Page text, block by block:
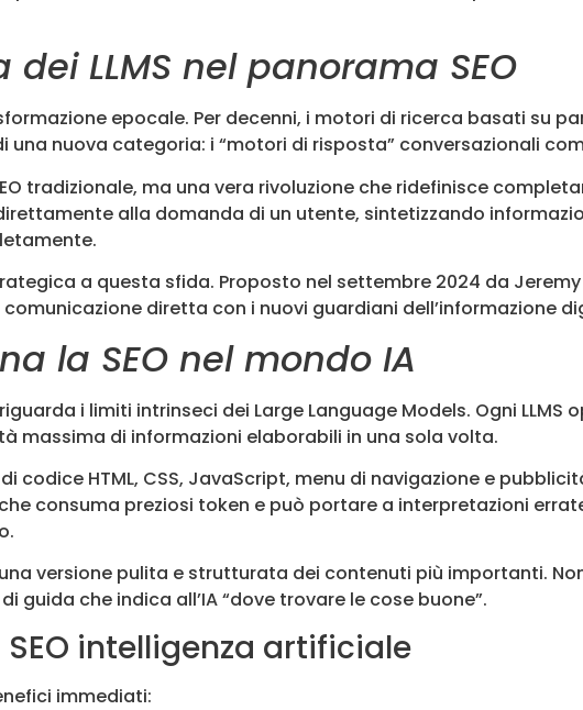
LLMS nel panorama SEO
epocale. Per decenni, i motori di ricerca basati su
nuova categoria: i “motori di risposta” conversazionali
tradizionale, ma una vera rivoluzione che ridefinisce
alla domanda di un utente, sintetizzando
a questa sfida. Proposto nel settembre 2024 da
diretta con i nuovi guardiani dell’informazione
la SEO nel mondo IA
i limiti intrinseci dei Large Language Models. Ogni LLMS
massima di informazioni elaborabili in una sola volta.
codice HTML, CSS, JavaScript, menu di navigazione e
consuma preziosi token e può portare a interpretazioni
versione pulita e strutturata dei contenuti più importanti.
che indica all’IA “dove trovare le cose buone”.
intelligenza artificiale
immediati: